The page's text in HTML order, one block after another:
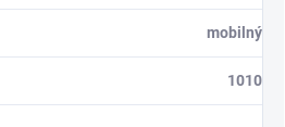
mobilný
1010